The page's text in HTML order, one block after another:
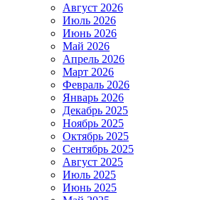
Август 2026
Июль 2026
Июнь 2026
Май 2026
Апрель 2026
Март 2026
Февраль 2026
Январь 2026
Декабрь 2025
Ноябрь 2025
Октябрь 2025
Сентябрь 2025
Август 2025
Июль 2025
Июнь 2025